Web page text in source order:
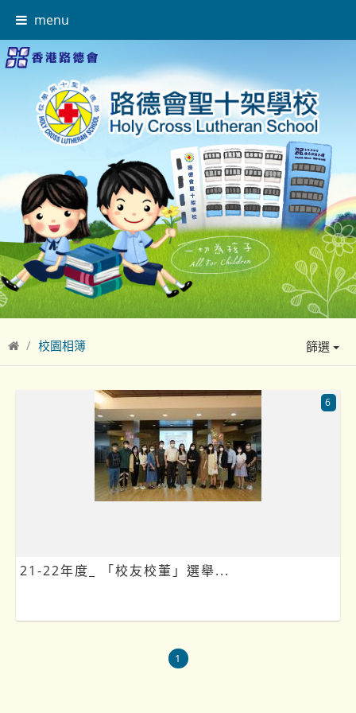
menu
校園相簿 篩選
21-22年度_ 「校友校董」選舉...
6
1